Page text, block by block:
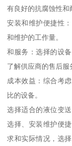
有良好的抗腐蚀性和
安装和维护便捷性
和维护的工作量。
和服务：选择的设
了解供应商的售后服
成本效益：综合考
比的设备。
选择适合的液位变
选择、安装维护便
求和实际情况，选